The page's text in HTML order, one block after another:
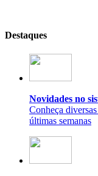
Destaques
Novidades no
Conheça
últimas semanas